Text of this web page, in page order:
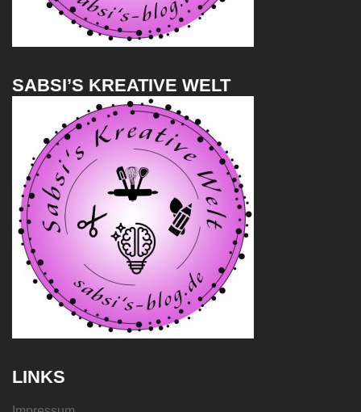
SABSI’S KREATIVE WELT
LINKS